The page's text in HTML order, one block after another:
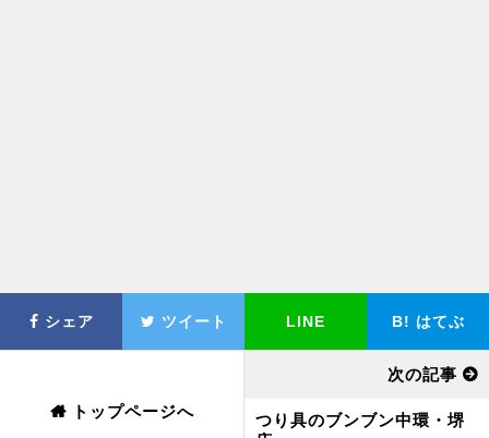
シェア ツイート LINE B! はてぶ
トップページへ
次の記事
つり具のブンブン中環・堺